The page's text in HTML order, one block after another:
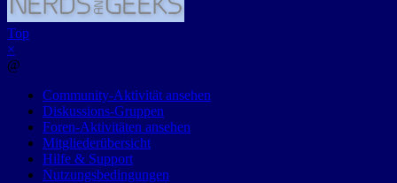
Top
×
@
Community-Aktivität ansehen
Diskussions-Gruppen
Foren-Aktivitäten ansehen
Mitgliederübersicht
Hilfe & Support
Nutzungsbedingungen